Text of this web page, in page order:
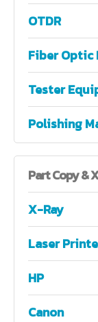
OTDR
Fiber Optic
Tester
Polishing
PartCopy &
X-Ray
Laser
HP
Canon